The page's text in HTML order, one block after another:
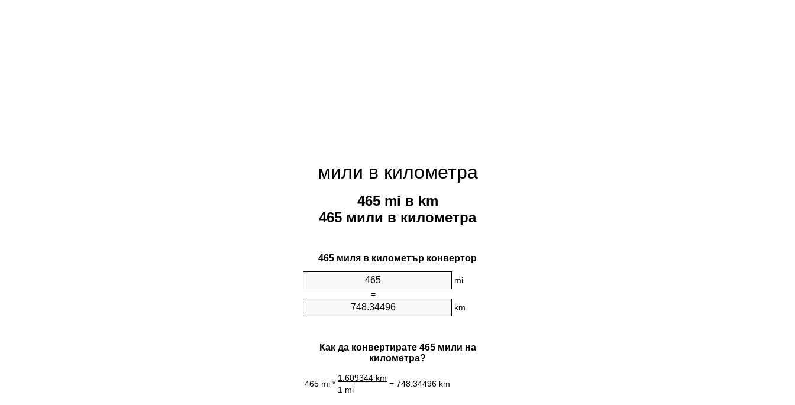
мили в километра
465 mi в km
465 мили в километра
465 миля в километър конвертор
mi
=
km
Как да конвертирате 465 мили на
километра?
465 mi *
1.609344 km
= 748.34496 km
1 mi